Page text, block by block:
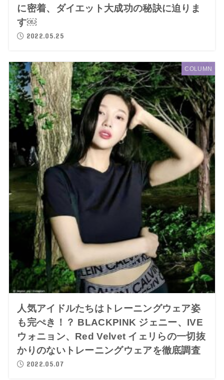
に密着、ダイエット大成功の秘訣に迫りま
す￼
2022.05.25
COLUMN
人気アイドルたちはトレーニングウェア姿
も完ぺき！？ BLACKPINK ジェニー、IVE
ウォニョン、Red Velvet イェリらの一切抜
かりのないトレーニングウェアを徹底調査
2022.05.07